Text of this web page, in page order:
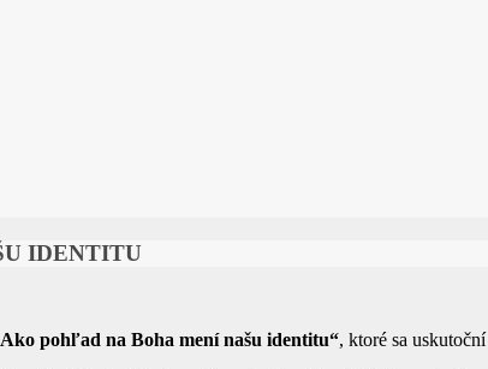
IDENTITU
pohľad na Boha mení našu identitu“, ktoré sa uskutoční